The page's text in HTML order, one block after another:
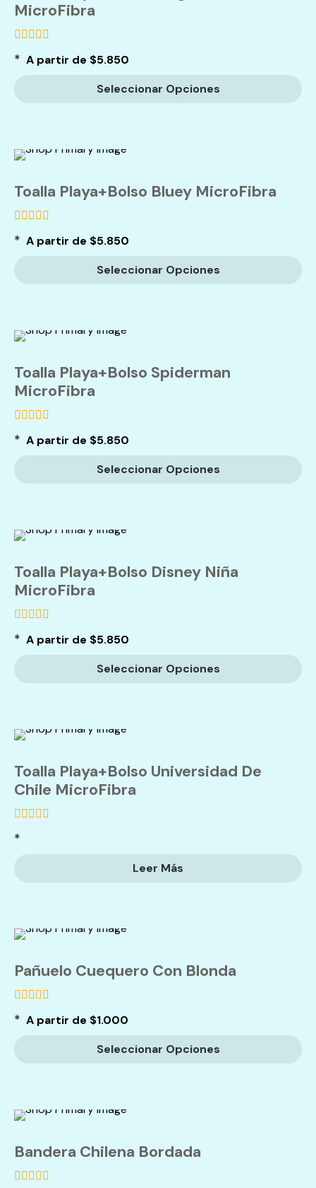
MicroFibra
de
* A partir de $5.850
Seleccionar Opciones
Toalla Playa+Bolso Bluey MicroFibra
de
* A partir de $5.850
Seleccionar Opciones
Toalla Playa+Bolso Spiderman
MicroFibra
de
* A partir de $5.850
Seleccionar Opciones
Toalla Playa+Bolso Disney Niña
MicroFibra
de
* A partir de $5.850
Seleccionar Opciones
Toalla Playa+Bolso Universidad De
Chile MicroFibra
de
*
Leer Más
Pañuelo Cuequero Con Blonda
de
* A partir de $1.000
Seleccionar Opciones
Bandera Chilena Bordada